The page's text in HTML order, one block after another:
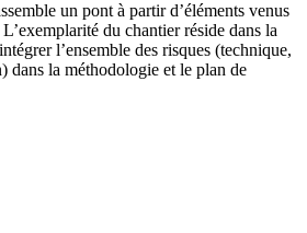
un pont à partir d’éléments venus
du chantier réside dans la
l’ensemble des risques (technique,
dans la méthodologie et le plan de